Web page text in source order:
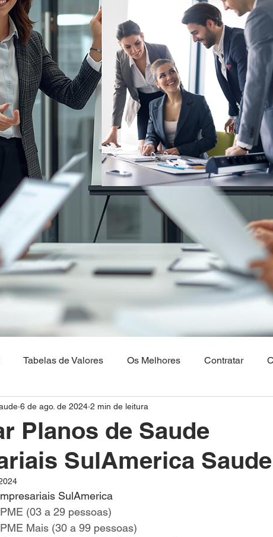
Tabelas de Valores Os Melhores Contratar
Os Melhores Planos de saude
Plano de Saude Empresarial Plano de Saude na
Brasilia Maranhão
Planos de Saude
SulAmerica Saude
6 de ago. de 2024 2 min de leitura
SulAmerica
(03 a 29 pessoas)
Mais (30 a 99 pessoas)